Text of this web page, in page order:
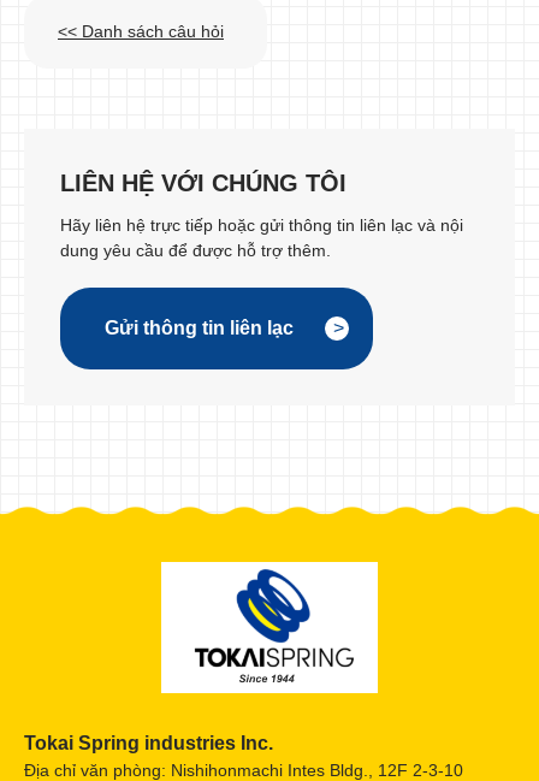
<< Danh sách câu hỏi
LIÊN HỆ VỚI CHÚNG TÔI
Hãy liên hệ trực tiếp hoặc gửi thông tin liên lạc và nội
dung yêu cầu để được hỗ trợ thêm.
Gửi thông tin liên lạc
Tokai Spring industries Inc.
Địa chỉ văn phòng: Nishihonmachi Intes Bldg., 12F 2-3-10